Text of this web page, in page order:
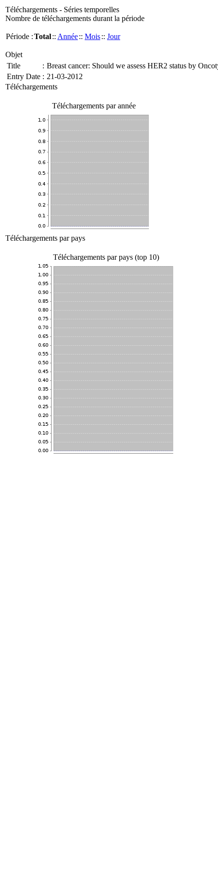
Téléchargements - Séries temporelles
Nombre de téléchargements durant la période
Période :Total:: Année:: Mois:: Jour
Objet
Title
: Breast cancer: Should we assess HER2 status by
Entry Date : 21-03-2012
Téléchargements
Téléchargements par année
Téléchargements par pays
Téléchargements par pays (top 10)